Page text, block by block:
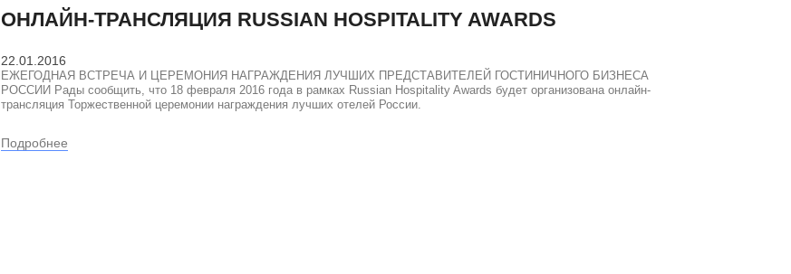
ОНЛАЙН-ТРАНСЛЯЦИЯ RUSSIAN HOSPITALITY AWARDS
22.01.2016
ЕЖЕГОДНАЯ ВСТРЕЧА И ЦЕРЕМОНИЯ НАГРАЖДЕНИЯ ЛУЧШИХ ПРЕДСТАВИТЕЛЕЙ ГОСТИНИЧНОГО БИЗНЕСА
РОССИИ Рады сообщить, что 18 февраля 2016 года в рамках Russian Hospitality Awards будет организована онлайн-
трансляция Торжественной церемонии награждения лучших отелей России.
Подробнее